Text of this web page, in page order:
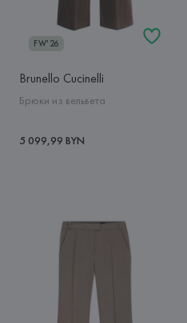
FW'26
Brunello Cucinelli
Брюки из вельвета
5 099,99 BYN